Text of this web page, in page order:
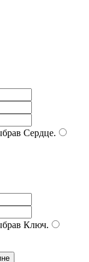
Сердце.
Ключ.